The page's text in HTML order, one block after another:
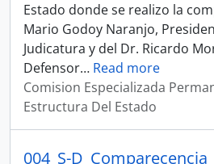
Estado donde se realizo la
Mario Godoy Naranjo,
Judicatura y del Dr. Ricardo
Defensor… Read more
Comision Especializada
Estructura Del Estado